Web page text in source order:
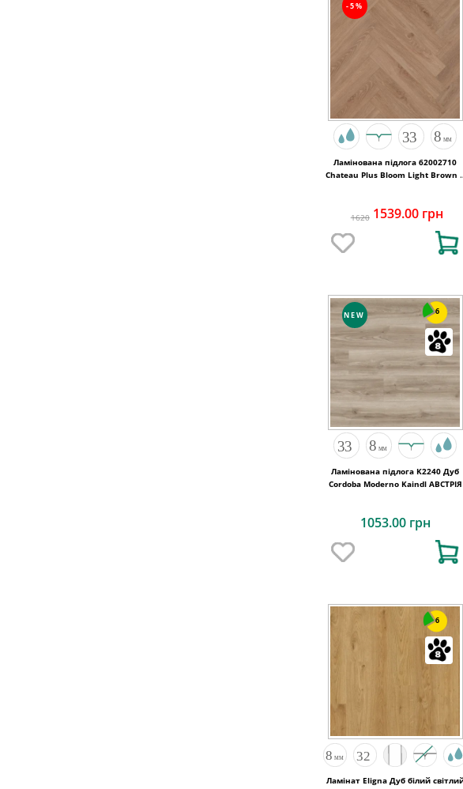
-5%
Ламінована підлога 62002710
Chateau Plus Bloom Light Brown
1620 1539.00 грн
NEW 6
Ламінована підлога K2240 Дуб
Cordoba Moderno Kaindl АВСТРІЯ
1053.00 грн
6
Ламінат Eligna Дуб білий